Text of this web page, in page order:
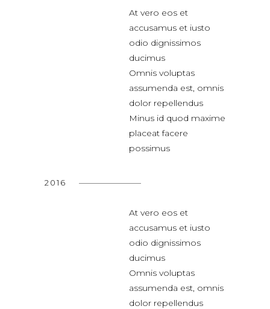
At vero eos et
accusamus et iusto
odio dignissimos
ducimus
Omnis voluptas
assumenda est, omnis
dolor repellendus
Minus id quod maxime
placeat facere
possimus
2016
At vero eos et
accusamus et iusto
odio dignissimos
ducimus
Omnis voluptas
assumenda est, omnis
dolor repellendus